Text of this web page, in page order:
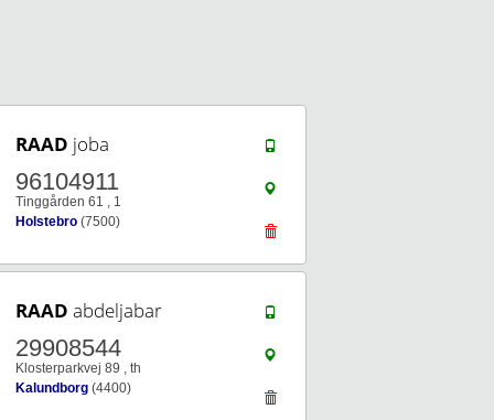
RAAD joba
96104911
Tinggården 61 , 1
Holstebro (7500)
RAAD abdeljabar
29908544
Klosterparkvej 89 , th
Kalundborg (4400)